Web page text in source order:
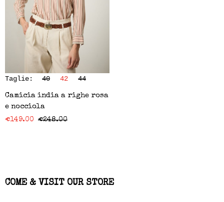
Taglie: 40 42 44
Camicia india a righe rosa
e nocciola
€149.00 €248.00
COME & VISIT OUR STORE